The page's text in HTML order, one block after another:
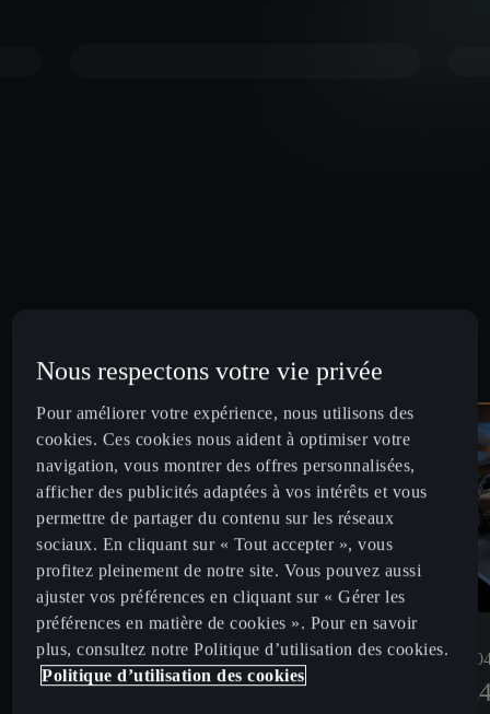
1.5 eTSI Hybrid 150 DSG7 (mHEV)
409€ /mois
eHybrid
À partir de
Nous respectons votre vie privée
Pour améliorer votre expérience, nous utilisons des
cookies. Ces cookies nous aident à optimiser votre
navigation, vous montrer des offres personnalisées,
afficher des publicités adaptées à vos intérêts et vous
permettre de partager du contenu sur les réseaux
sociaux. En cliquant sur « Tout accepter », vous
profitez pleinement de notre site. Vous pouvez aussi
ajuster vos préférences en cliquant sur « Gérer les
préférences en matière de cookies ». Pour en savoir
plus, consultez notre Politique d’utilisation des cookies.
Politique d’utilisation des cookies